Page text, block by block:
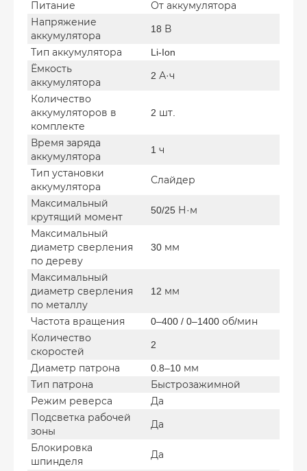
Питание
От аккумулятора
Напряжение
аккумулятора
18 В
Тип аккумулятора
Li-Ion
Ёмкость
аккумулятора
2 А·ч
Количество
аккумуляторов в
комплекте
2 шт.
Время заряда
аккумулятора
1 ч
Тип установки
аккумулятора
Слайдер
Максимальный
крутящий момент
50/25 Н·м
Максимальный
диаметр сверления
по дереву
30 мм
Максимальный
диаметр сверления
по металлу
12 мм
Частота вращения
0–400 / 0–1400 об/мин
Количество
скоростей
2
Диаметр патрона
0.8–10 мм
Тип патрона
Быстрозажимной
Режим реверса
Да
Подсветка рабочей
зоны
Да
Блокировка
шпинделя
Да